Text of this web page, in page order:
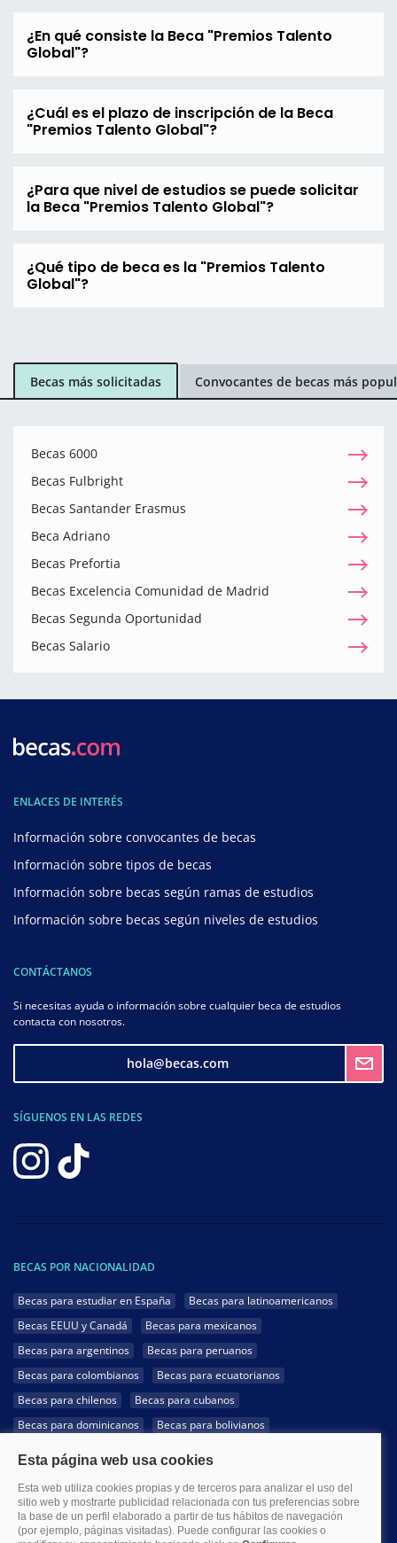
¿En qué consiste la Beca "Premios Talento
Global"?
¿Cuál es el plazo de inscripción de la Beca
"Premios Talento Global"?
¿Para que nivel de estudios se puede solicitar
la Beca "Premios Talento Global"?
¿Qué tipo de beca es la "Premios Talento
Global"?
Becas más solicitadas Convocantes de becas más
Becas 6000
Becas Fulbright
Becas Santander Erasmus
Beca Adriano
Becas Prefortia
Becas Excelencia Comunidad de Madrid
Becas Segunda Oportunidad
Becas Salario
ENLACES DE INTERÉS
Información sobre convocantes de becas
Información sobre tipos de becas
Información sobre becas según ramas de estudios
Información sobre becas según niveles de estudios
CONTÁCTANOS
Si necesitas ayuda o información sobre cualquier beca de estudios
contacta con nosotros.
hola@becas.com
SÍGUENOS EN LAS REDES
BECAS POR NACIONALIDAD
Becas para estudiar en España
Becas para latinoamericanos
Becas EEUU y Canadá
Becas para mexicanos
Becas para argentinos
Becas para peruanos
Becas para colombianos
Becas para ecuatorianos
Becas para chilenos
Becas para cubanos
Becas para dominicanos
Becas para bolivianos
Becas para hondureños
Becas para paraguayos
Becas para uruguayos
Becas para salvadoreños